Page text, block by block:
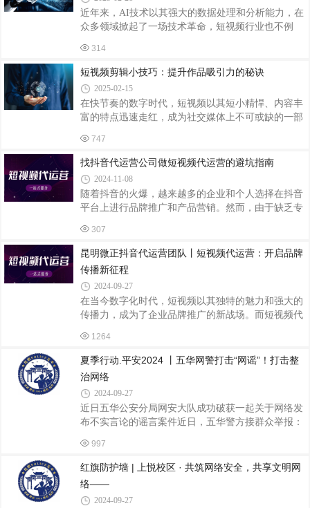
引目标受众。建议：企业应先对自身进行价值评估，
明确细分领域。例如，如果企业专注于童装，那么短
视频内容应围绕童装展开，充分细化关键词，扬长避
短。痛点二：播放量低即使企业发布了短视频，但播
近年来，AI技术以其强大的数据处理和分析能力，在
众多领域掀起了一场技术革命，短视频行业也不例
率和质量，更为用户带来了更加个性化和沉浸式的体
验。本文将深入探讨AI在短视频领域的应用及其带来
的变革。一、AI在短视频制作中的应用智能剪辑基于
AI的视频剪辑工具，如Adobe Premiere Pro的AI辅助
剪辑功能、Magisto等，能够自动识别视频中的关键片
段，并根据预设的规则或模板生成高质量的短视频。
这些工具极大地简化了剪辑流程，降低了制作成本，
314
短视频剪辑小技巧：提升作品吸引力的秘诀
2025-02-15
在快节奏的数字时代，短视频以其短小精悍、内容丰
富的特点迅速走红，成为社交媒体上不可或缺的一部
频剪辑的小技巧都能大大提升作品的吸引力和传播
力。以下是一些实用的短视频剪辑小技巧，帮助你创
作出更加引人入胜的作品。一、明确主题，精简内容
确定核心信息：在开始剪辑之前，首先要明确视频想
要传达的核心信息是什么。这有助于你在剪辑过程中
保持焦点，避免内容冗长或偏离主题。精简时长：短
视频的魅力在于其简洁明了。尽量将视频时长控制在
747
找抖音代运营公司做短视频代运营的避坑指南
2024-11-08
随着抖音的火爆，越来越多的企业和个人选择在抖音
平台上进行品牌推广和产品营销。然而，由于缺乏专
给代运营公司打理。然而，抖音代运营公司如雨后春
笋般涌现，其中不乏一些不良公司，他们以虚假宣
传、低价诱惑等手段吸引客户，却无法提供真正有价
值的服务，甚至还可能给客户带来损失。因此，在选
择抖音代运营公司时，我们必须保持警惕，避免掉进
那些潜在的陷阱。以下是一篇关于找抖音代运营公司
做短视频代运营的避坑指南。一、警惕虚假承诺一些
代运营公司为了吸引客户，会做出各种虚假承诺
307
昆明微正抖音代运营团队丨短视频代运营：开启品牌
传播新征程
2024-09-27
在当今数字化时代，短视频以其独特的魅力和强大的
传播力，成为了企业品牌推广的新战场。而短视频代
助力品牌在激烈的市场竞争中脱颖而出。短视频的崛
起如汹涌浪潮，不可阻挡。它以短小精悍的形式，迅
速吸引了用户的注意力。在快节奏的生活中，人们更
倾向于通过短视频获取信息、娱乐消遣。无论是搞笑
幽默的段子、实用的生活小贴士，还是精彩的产品展
示，短视频都能在短短几十秒内传达丰富的内容，给
用户留下深刻的印象。然而，对于许多企业来说，要
在短视频领域取得成功并非易事。这不仅需要
1264
夏季行动.平安2024 丨五华网警打击“网谣”！打击整
治网络
2024-09-27
近日五华公安分局网安大队成功破获一起关于网络发
布不实言论的谣言案件近日，五华警方接群众举报：
此，五华警方迅速开展调查，并将涉嫌恶意编造信
息、公然诋毁他人的违法嫌疑人肖某，传唤到案接受
调查。经查，肖某于微博平台看到自己喜欢的球员被
其他运动员的粉丝恶意诋毁攻击，一时冲动便编辑了
攻击、抹黑、诋毁我国运动员的谣言。因违法行为人
997
红旗防护墙 | 上悦校区 · 共筑网络安全，共享文明网
络——
2024-09-27